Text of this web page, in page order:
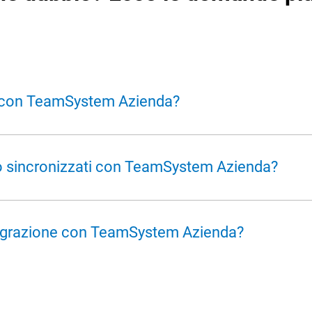
TeamSystem Azienda?
con TeamSystem Azienda?
con TeamSystem Azienda?